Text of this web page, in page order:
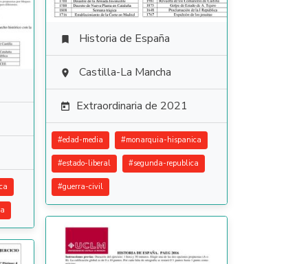
 Historia de España
 Castilla-La Mancha
 Extraordinaria de 2021
#edad-media #monarquia-hispanica
#estado-liberal #segunda-republica
#guerra-civil